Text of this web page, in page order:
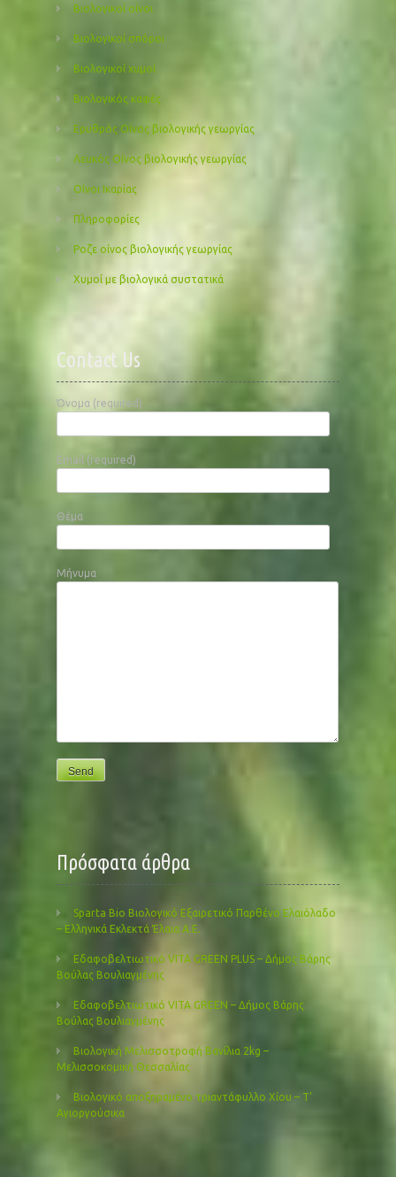
Βιολογικοί οίνοι
Βιολογικοί σπόροι
Βιολογικοί χυμοί
Βιολογικός καφές
Ερυθρός Οίνος βιολογικής γεωργίας
Λευκός Οίνος βιολογικής γεωργίας
Οίνοι Ικαρίας
Πληροφορίες
Ροζε οίνος βιολογικής γεωργίας
Χυμοί με βιολογικά συστατικά
Contact Us
Όνομα (required)
Email (required)
Θέμα
Μήνυμα
Πρόσφατα άρθρα
Sparta Bio Βιολογικό Εξαιρετικό Παρθένο Ελαιόλαδο
– Ελληνικά Εκλεκτά Έλαια Α.Ε.
Εδαφοβελτιωτικό VITA GREEN PLUS – Δήμος Βάρης
Βούλας Βουλιαγμένης
Εδαφοβελτιωτικό VITA GREEN – Δήμος Βάρης
Βούλας Βουλιαγμένης
Βιολογική Μελισσοτροφή Βανίλια 2kg –
Μελισσοκομική Θεσσαλίας
Βιολογικό αποξηραμένο τριαντάφυλλο Χίου – Τ’
Αγιοργούσικα